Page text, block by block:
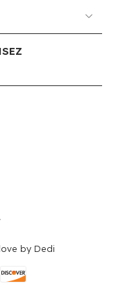
by Dedi